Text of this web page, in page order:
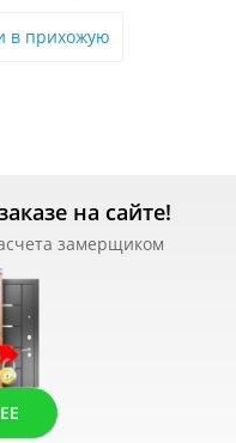
в прихожую
на сайте!
замерщиком